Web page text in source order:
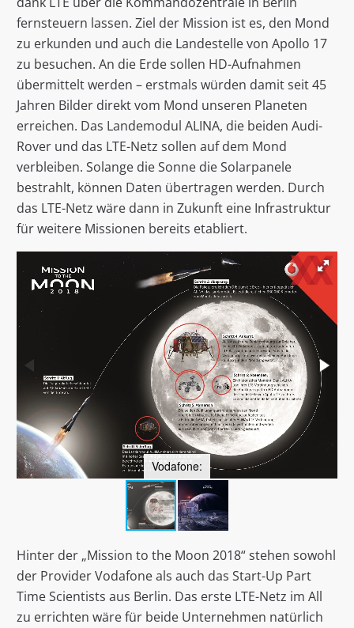
fernsteuern lassen. Ziel der Mission ist es, den Mond
zu erkunden und auch die Landestelle von Apollo 17
zu besuchen. An die Erde sollen HD-Aufnahmen
übermittelt werden – erstmals würden damit seit 45
Jahren Bilder direkt vom Mond unseren Planeten
erreichen. Das Landemodul ALINA, die beiden Audi-
Rover und das LTE-Netz sollen auf dem Mond
verbleiben. Solange die Sonne die Solarpanele
bestrahlt, können Daten übertragen werden. Durch
das LTE-Netz wäre dann in Zukunft eine Infrastruktur
für weitere Missionen bereits etabliert.
Vodafone:
Hinter der „Mission to the Moon 2018“ stehen sowohl
der Provider Vodafone als auch das Start-Up Part
Time Scientists aus Berlin. Das erste LTE-Netz im All
zu errichten wäre für beide Unternehmen natürlich